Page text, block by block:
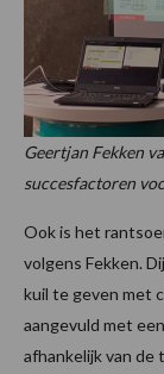
Geertjan Fekken
succesfactoren
Ook is het
volgens Fekken.
kuil te geven met
aangevuld met
afhankelijk van de